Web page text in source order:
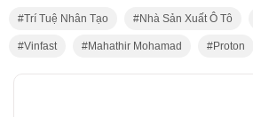
Trí Tuệ Nhân Tạo Nhà Sản Xuất Ô Tô
Vinfast Mahathir Mohamad Proton